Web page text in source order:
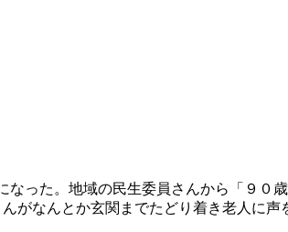
なった。地域の民生委員さんから「９
がなんとか玄関までたどり着き老人に